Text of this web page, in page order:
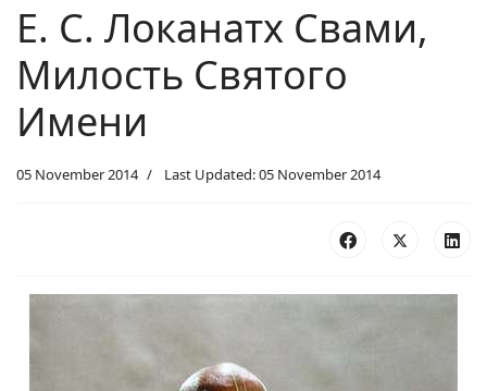
Е. С. Локанатх Свами,
Милость Святого
Имени
05 November 2014 Last Updated: 05 November 2014